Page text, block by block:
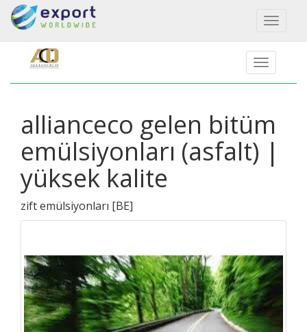
Toggle
allianceco gelen bitüm
emülsiyonları (asfalt) |
yüksek kalite
zift emülsiyonları [BE]